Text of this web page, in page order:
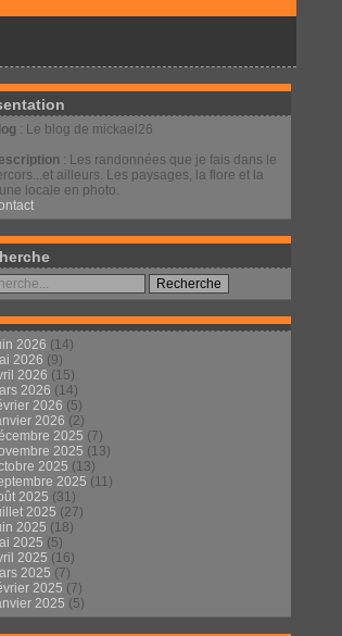
: Le blog de mickael26
: Les randonnées que je fais dans le
ailleurs. Les paysages, la flore et la
locale en photo.
2026 (14)
2026 (9)
2026 (15)
2026 (14)
2026 (5)
2026 (2)
2025 (7)
2025 (13)
2025 (13)
2025 (11)
2025 (31)
2025 (27)
2025 (18)
2025 (5)
2025 (16)
2025 (7)
2025 (7)
2025 (5)